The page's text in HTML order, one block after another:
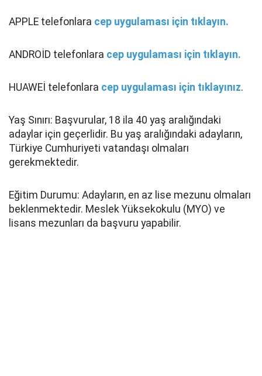
APPLE telefonlara cep uygulaması için tıklayın.
ANDROİD telefonlara cep uygulaması için tıklayın.
HUAWEİ telefonlara cep uygulaması için tıklayınız.
Yaş Sınırı: Başvurular, 18 ila 40 yaş aralığındaki
adaylar için geçerlidir. Bu yaş aralığındaki adayların,
Türkiye Cumhuriyeti vatandaşı olmaları
gerekmektedir.
Eğitim Durumu: Adayların, en az lise mezunu olmaları
beklenmektedir. Meslek Yüksekokulu (MYO) ve
lisans mezunları da başvuru yapabilir.